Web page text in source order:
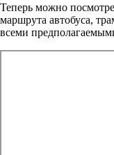
Теперь можно
маршрута автобуса,
всеми